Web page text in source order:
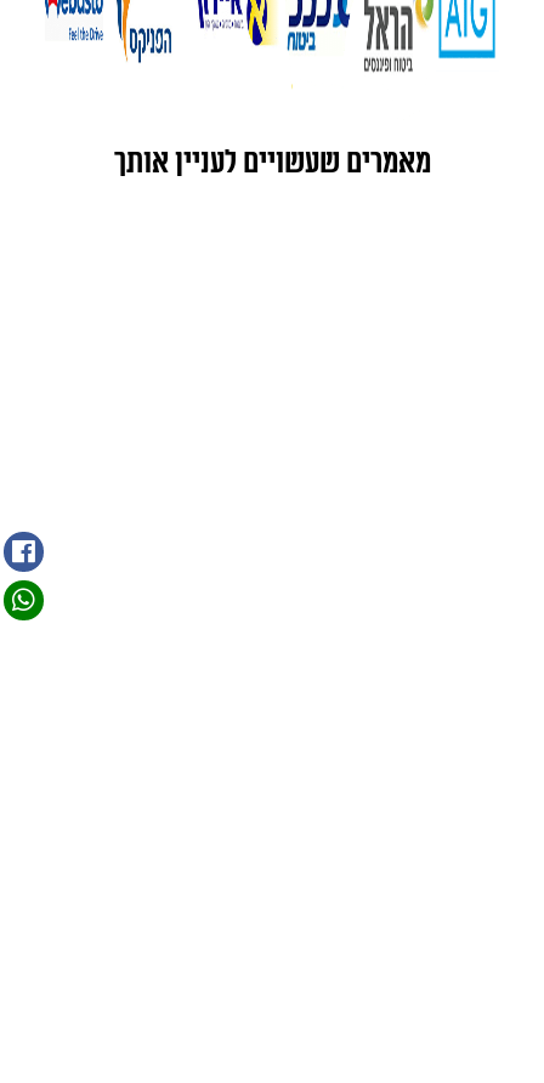
מאמרים שעשויים לעניין אותך